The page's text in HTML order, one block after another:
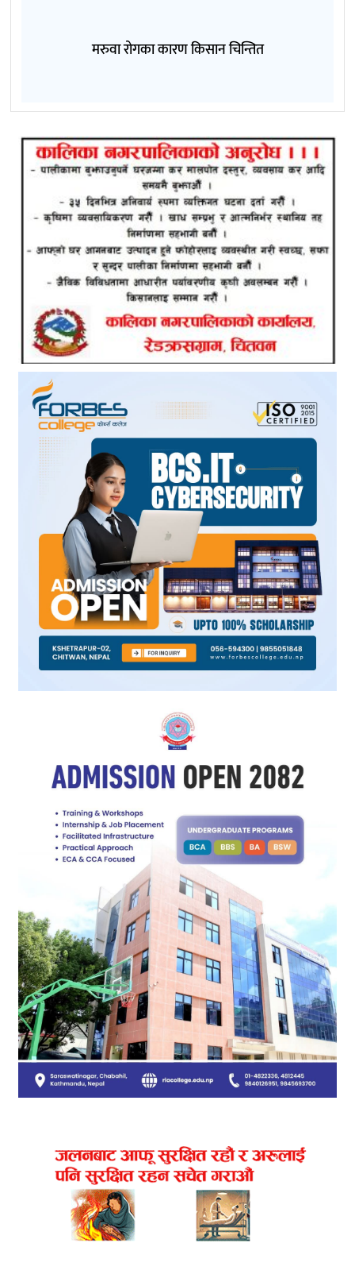
मरुवा रोगका कारण किसान चिन्तित